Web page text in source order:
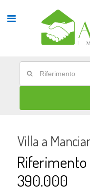
Villa a
Riferimento
390.000